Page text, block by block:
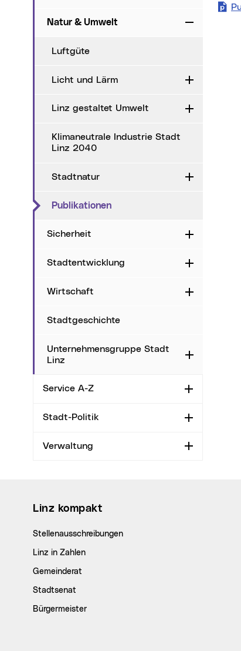
Natur & Umwelt Zuklappen
Luftgüte
Licht und Lärm Aufklappen
Linz gestaltet Umwelt Aufklappen
Klimaneutrale Industrie Stadt
Linz 2040
Stadtnatur Aufklappen
Publikationen(aktueller Menüpunkt)
Sicherheit Aufklappen
Stadtentwicklung Aufklappen
Wirtschaft Aufklappen
Stadtgeschichte
Unternehmensgruppe Stadt
Linz
Aufklappen
Service A-Z Aufklappen
Stadt-Politik Aufklappen
Verwaltung Aufklappen
Linz kompakt
Stellenausschreibungen
Linz in Zahlen
Gemeinderat
Stadtsenat
Bürgermeister